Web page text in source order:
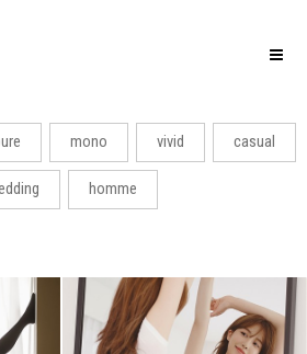
mono vivid casual
homme